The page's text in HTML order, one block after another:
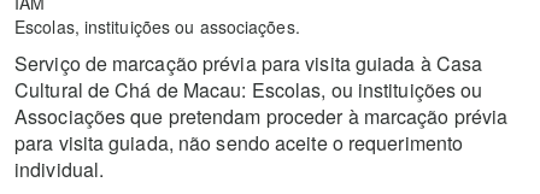
Escolas, instituições ou associações.
Serviço de marcação prévia para visita guiada à Casa
Cultural de Chá de Macau: Escolas, ou instituições ou
Associações que pretendam proceder à marcação prévia
para visita guiada, não sendo aceite o requerimento
individual.